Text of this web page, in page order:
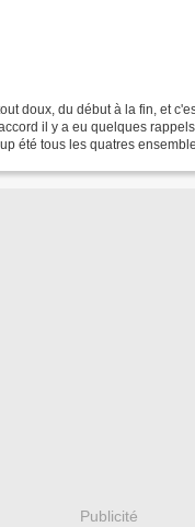
doux, du début à la fin, et
il y a eu quelques
été tous les quatres
Publicité